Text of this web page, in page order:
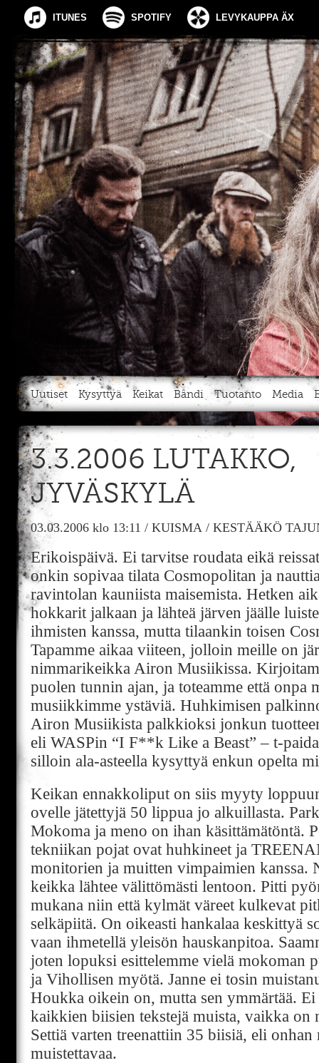
ITUNES SPOTIFY LEVYKAUPPA ÄX
Uutiset Kysyttyä Keikat Bändi Tuotanto Media
3.3.2006 LUTAKKO,
JYVÄSKYLÄ
03.03.2006 klo 13:11 / KUISMA / KESTÄÄKÖ
Erikoispäivä. Ei tarvitse roudata eikä
onkin sopivaa tilata Cosmopolitan ja
ravintolan kauniista maisemista. Hetken
hokkarit jalkaan ja lähteä järven jäälle
ihmisten kanssa, mutta tilaankin toisen
Tapamme aikaa viiteen, jolloin meille on
nimmarikeikka Airon Musiikissa.
puolen tunnin ajan, ja toteamme että onpa
musiikkimme ystäviä. Huhkimisen
Airon Musiikista palkkioksi jonkun
eli WASPin “I F**k Like a Beast” – t-
silloin ala-asteella kysyttyä enkun opelta
Keikan ennakkoliput on siis myyty
ovelle jätettyjä 50 lippua jo alkuillasta.
Mokoma ja meno on ihan käsittämätöntä.
tekniikan pojat ovat huhkineet ja
monitorien ja muitten vimpaimien kanssa.
keikka lähtee välittömästi lentoon. Pitti
mukana niin että kylmät väreet kulkevat
selkäpiitä. On oikeasti hankalaa keskittyä
vaan ihmetellä yleisön hauskanpitoa.
joten lopuksi esittelemme vielä mokoman
ja Vihollisen myötä. Janne ei tosin
Houkka oikein on, mutta sen ymmärtää.
kaikkien biisien tekstejä muista, vaikka on
Settiä varten treenattiin 35 biisiä, eli
muistettavaa.